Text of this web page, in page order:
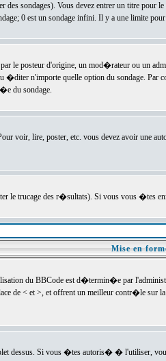
des sondages). Vous devez entrer un titre
0 est un sondage infini. Il y a une limite
le posteur d'origine, un mod�rateur ou un
�diter n'importe quelle option du sondage.
du sondage.
voir, lire, poster, etc. vous devez avoir une
le trucage des r�sultats). Si vous vous �tes
Mise en
du BBCode est d�termin�e par
de < et >, et offrent un meilleur contr�le
Si vous �tes autoris� � l'utiliser, vous